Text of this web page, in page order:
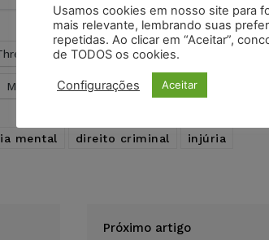
Facebook Telegram
Mastodon LinkedIn
mental direito criminal
injúria
Próximo artigo
Usamos cookies em nosso site para
mais relevante, lembrando suas
repetidas. Ao clicar em “Aceitar”,
de TODOS os cookies.
Configurações Aceitar